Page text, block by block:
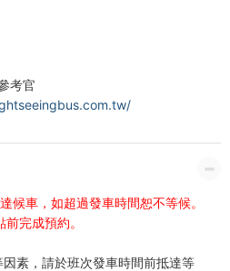
考官
候車，如超過發車時間恕不等候。
完成預約。
素，請於班次發車時間前抵達等